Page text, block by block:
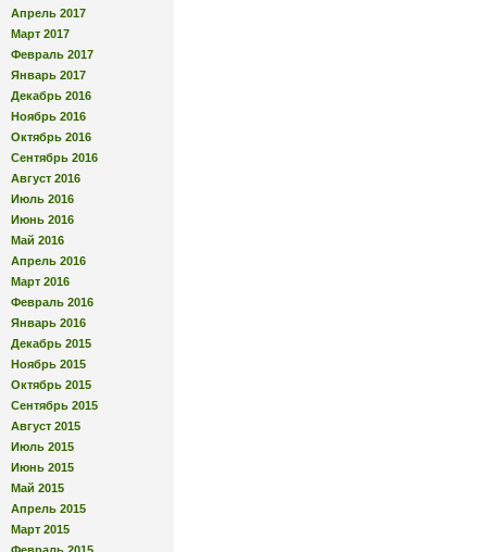
Апрель 2017
Март 2017
Февраль 2017
Январь 2017
Декабрь 2016
Ноябрь 2016
Октябрь 2016
Сентябрь 2016
Август 2016
Июль 2016
Июнь 2016
Май 2016
Апрель 2016
Март 2016
Февраль 2016
Январь 2016
Декабрь 2015
Ноябрь 2015
Октябрь 2015
Сентябрь 2015
Август 2015
Июль 2015
Июнь 2015
Май 2015
Апрель 2015
Март 2015
Февраль 2015